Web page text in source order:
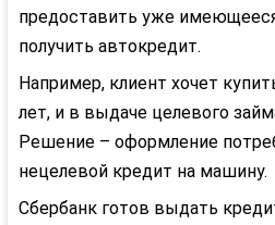
предоставить уже
получить автокредит.
Например, клиент хочет
лет, и в выдаче целевого
Решение – оформление
нецелевой кредит на машину.
Сбербанк готов выдать